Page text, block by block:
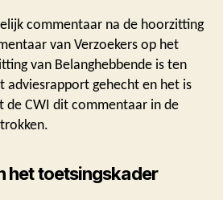
commentaar na de hoorzitting
van Verzoekers op het
van Belanghebbende is ten
adviesrapport gehecht en het is
de CWI dit commentaar in de
het toetsingskader